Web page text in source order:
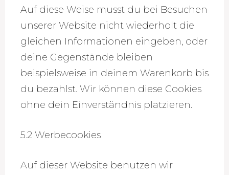
Auf diese Weise musst du bei Besuchen
unserer Website nicht wiederholt die
gleichen Informationen eingeben, oder
deine Gegenstände bleiben
beispielsweise in deinem Warenkorb bis
du bezahlst. Wir können diese Cookies
ohne dein Einverständnis platzieren.
5.2 Werbecookies
Auf dieser Website benutzen wir